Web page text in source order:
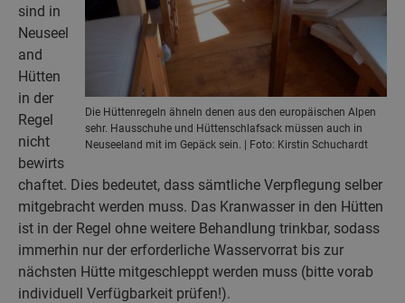
Die Hüttenregeln ähneln denen aus den europäischen Alpen
sehr. Hausschuhe und Hüttenschlafsack müssen auch in
Neuseeland mit im Gepäck sein. | Foto: Kirstin Schuchardt
sind in
Neuseel
and
Hütten
in der
Regel
nicht
bewirts
chaftet. Dies bedeutet, dass sämtliche Verpflegung selber
mitgebracht werden muss. Das Kranwasser in den Hütten
ist in der Regel ohne weitere Behandlung trinkbar, sodass
immerhin nur der erforderliche Wasservorrat bis zur
nächsten Hütte mitgeschleppt werden muss (bitte vorab
individuell Verfügbarkeit prüfen!).